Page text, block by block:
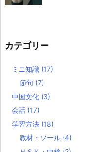
カテゴリー
ミニ知識 (17)
節句 (7)
中国文化 (3)
会話 (17)
学習方法 (18)
教材・ツール (4)